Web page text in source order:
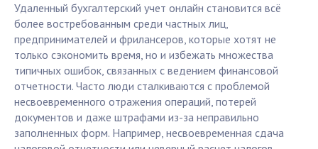
Удаленный бухгалтерский учет онлайн становится всё
более востребованным среди частных лиц,
предпринимателей и фрилансеров, которые хотят не
только сэкономить время, но и избежать множества
типичных ошибок, связанных с ведением финансовой
отчетности. Часто люди сталкиваются с проблемой
несвоевременного отражения операций, потерей
документов и даже штрафами из-за неправильно
заполненных форм. Например, несвоевременная сдача